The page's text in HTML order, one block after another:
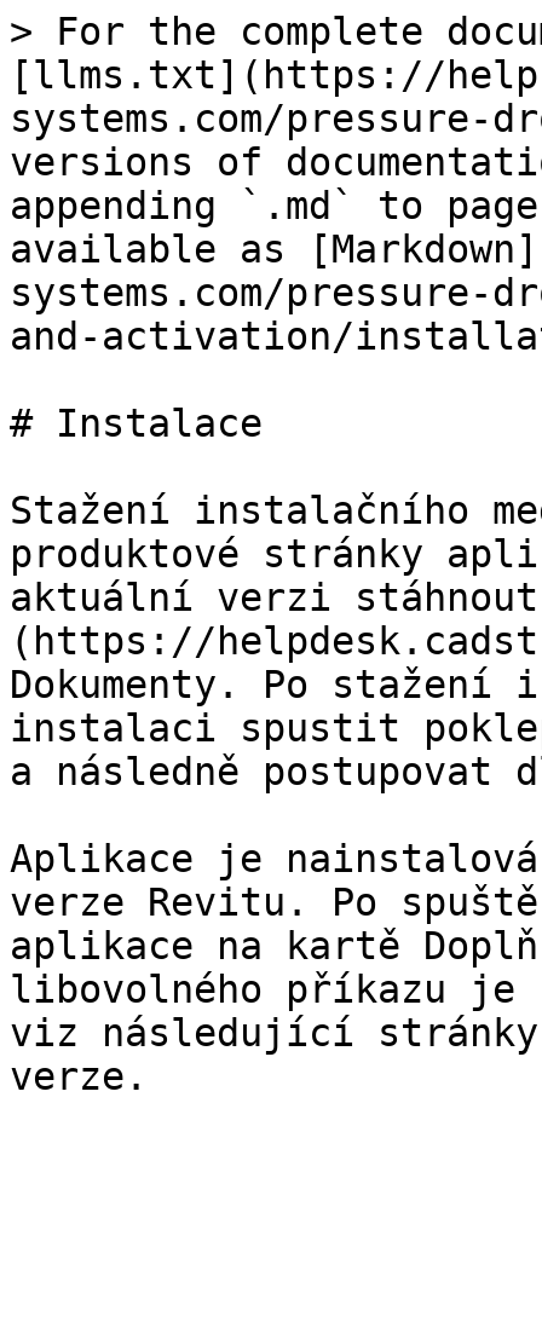
> For the complete
[llms.txt](https://
systems.com/pressure-
versions of
appending `.md` to
available as
systems.com/
and-activation/
# Instalace
Stažení instalačního
produktové stránky
aktuální verzi stáhnout
(https://
Dokumenty. Po stažení
instalaci spustit
a následně
Aplikace je
verze Revitu. Po
aplikace na kartě
libovolného příkazu
viz následující